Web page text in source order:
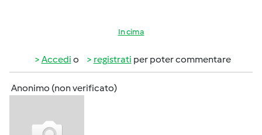
In cima
Accedi o registrati per poter commentare
Anonimo (non verificato)